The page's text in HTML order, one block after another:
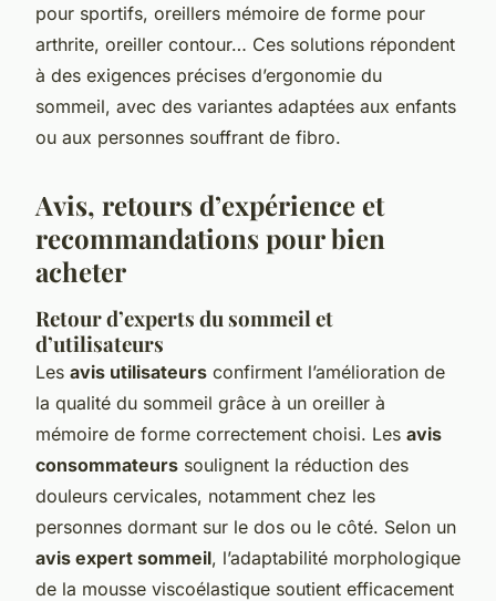
pour sportifs, oreillers mémoire de forme pour
arthrite, oreiller contour… Ces solutions répondent
à des exigences précises d’ergonomie du
sommeil, avec des variantes adaptées aux enfants
ou aux personnes souffrant de fibro.
Avis, retours d’expérience et
recommandations pour bien
acheter
Retour d’experts du sommeil et
d’utilisateurs
Les avis utilisateurs confirment l’amélioration de
la qualité du sommeil grâce à un oreiller à
mémoire de forme correctement choisi. Les avis
consommateurs soulignent la réduction des
douleurs cervicales, notamment chez les
personnes dormant sur le dos ou le côté. Selon un
avis expert sommeil, l’adaptabilité morphologique
de la mousse viscoélastique soutient efficacement